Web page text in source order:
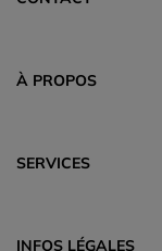
À PROPOS
SERVICES
INFOS LÉGALES